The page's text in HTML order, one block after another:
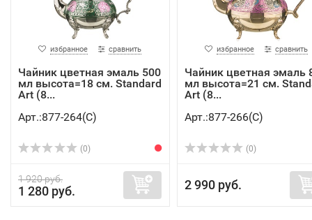
избранное сравнить
Чайник цветная эмаль 500
мл высота=18 см. Standard
Art (8...
Арт.:877-264(C)
(0)
1 920 руб.
1 280 руб.
избранное сравнить
Чайник цветная эмаль
мл высота=21 см.
Art (8...
Арт.:877-266(C)
(0)
2 990 руб.